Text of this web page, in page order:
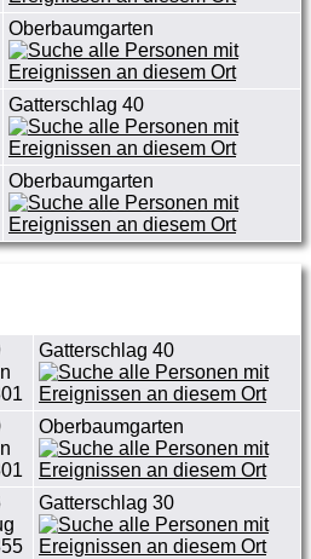
Oberbaumgarten
Gatterschlag 40
Oberbaumgarten
Gatterschlag 40
Oberbaumgarten
Gatterschlag 30